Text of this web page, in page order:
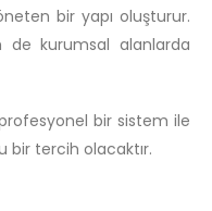
bir yapı oluşturur.
de kurumsal alanlarda
bir sistem ile
tercih olacaktır.